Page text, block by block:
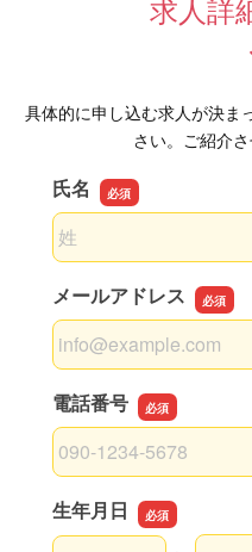
求人詳
具体的に申し込む求人が決ま
さい。ご紹介さ